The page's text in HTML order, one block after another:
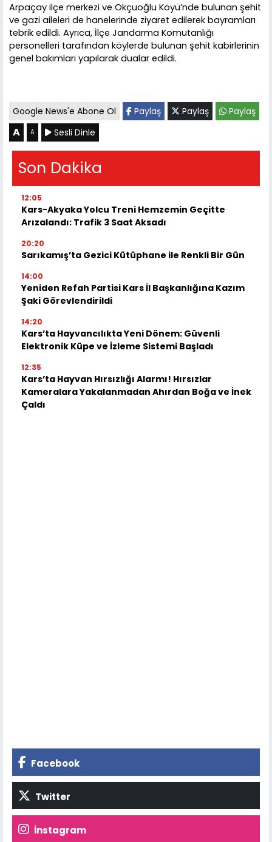
Arpaçay ilçe merkezi ve Okçuoğlu Köyü’nde bulunan şehit
ve gazi aileleri de hanelerinde ziyaret edilerek bayramları
tebrik edildi. Ayrıca, İlçe Jandarma Komutanlığı
personelleri tarafından köylerde bulunan şehit kabirlerinin
genel bakımları yapılarak dualar edildi.
Google News'e Abone Ol Paylaş Paylaş Paylaş
A A Sesli Dinle
Son Dakika
12:05
Kars-Akyaka Yolcu Treni Hemzemin Geçitte
Arızalandı: Trafik 3 Saat Aksadı
20:20
Sarıkamış’ta Gezici Kütüphane ile Renkli Bir Gün
14:00
Yeniden Refah Partisi Kars İl Başkanlığına Kazım
Şaki Görevlendirildi
14:20
Kars’ta Hayvancılıkta Yeni Dönem: Güvenli
Elektronik Küpe ve İzleme Sistemi Başladı
12:35
Kars’ta Hayvan Hırsızlığı Alarmı! Hırsızlar
Kameralara Yakalanmadan Ahırdan Boğa ve İnek
Çaldı
Facebook
Twitter
İnstagram